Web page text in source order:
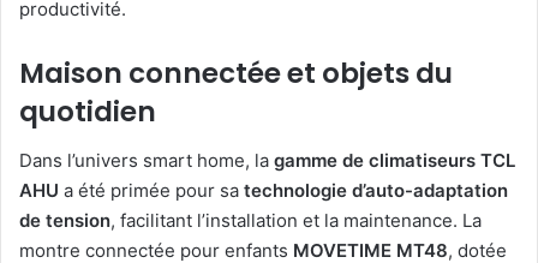
productivité.
Maison connectée et objets du
quotidien
Dans l’univers smart home, la gamme de climatiseurs TCL
AHU a été primée pour sa technologie d’auto-adaptation
de tension, facilitant l’installation et la maintenance. La
montre connectée pour enfants MOVETIME MT48, dotée